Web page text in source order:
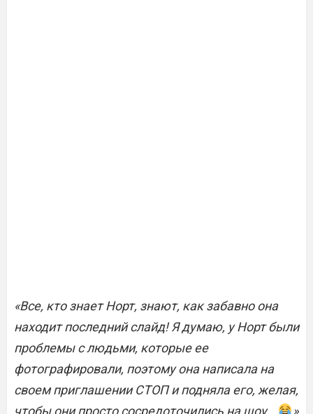
«Все, кто знает Норт, знают, как забавно она
находит последний слайд!Я думаю, у Норт были
проблемы с людьми, которые ее
фотографировали, поэтому она написала на
своем приглашении СТОП и подняла его, желая,
чтобы они просто сосредоточились на шоу…
»